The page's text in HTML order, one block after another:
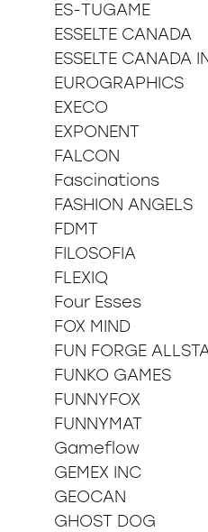
ES-TUGAME
ESSELTE CANADA
ESSELTE CANADA
EUROGRAPHICS
EXECO
EXPONENT
FALCON
Fascinations
FASHION ANGELS
FDMT
FILOSOFIA
FLEXIQ
Four Esses
FOX MIND
FUN FORGE
FUNKO GAMES
FUNNYFOX
FUNNYMAT
Gameflow
GEMEX INC
GEOCAN
GHOST DOG